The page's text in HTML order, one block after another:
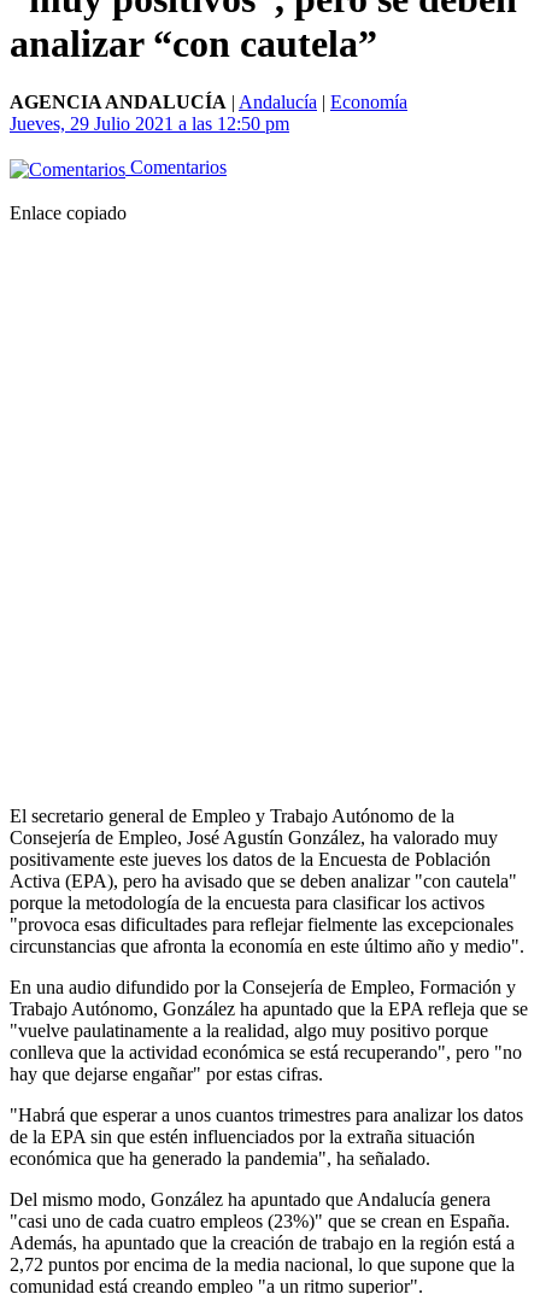
analizar “con cautela”
AGENCIA ANDALUCÍA | Andalucía | Economía
Jueves, 29 Julio 2021 a las 12:50 pm
Comentarios
Enlace copiado
El secretario general de Empleo y Trabajo Autónomo de la
Consejería de Empleo, José Agustín González, ha valorado muy
positivamente este jueves los datos de la Encuesta de Población
Activa (EPA), pero ha avisado que se deben analizar "con cautela"
porque la metodología de la encuesta para clasificar los activos
"provoca esas dificultades para reflejar fielmente las excepcionales
circunstancias que afronta la economía en este último año y medio".
En una audio difundido por la Consejería de Empleo, Formación y
Trabajo Autónomo, González ha apuntado que la EPA refleja que se
"vuelve paulatinamente a la realidad, algo muy positivo porque
conlleva que la actividad económica se está recuperando", pero "no
hay que dejarse engañar" por estas cifras.
"Habrá que esperar a unos cuantos trimestres para analizar los datos
de la EPA sin que estén influenciados por la extraña situación
económica que ha generado la pandemia", ha señalado.
Del mismo modo, González ha apuntado que Andalucía genera
"casi uno de cada cuatro empleos (23%)" que se crean en España.
Además, ha apuntado que la creación de trabajo en la región está a
2,72 puntos por encima de la media nacional, lo que supone que la
comunidad está creando empleo "a un ritmo superior".